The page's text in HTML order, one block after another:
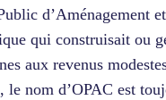
d’Aménagement
qui construisait ou
aux revenus
le nom d’OPAC est